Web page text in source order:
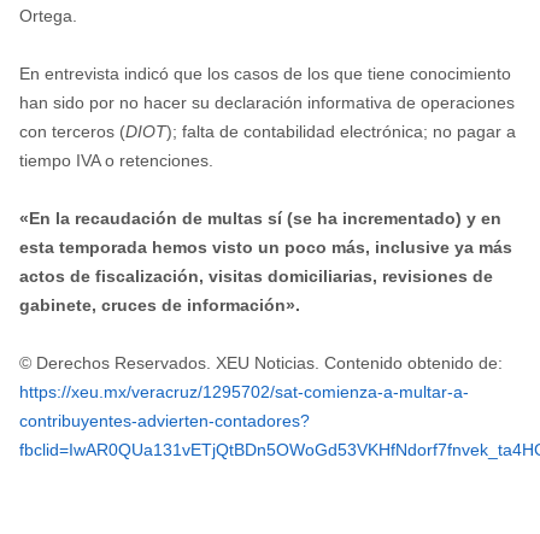
Ortega.
En entrevista indicó que los casos de los que tiene conocimiento
han sido por no hacer su declaración informativa de operaciones
con terceros (DIOT); falta de contabilidad electrónica; no pagar a
tiempo IVA o retenciones.
«En la recaudación de multas sí (se ha incrementado) y en
esta temporada hemos visto un poco más, inclusive ya más
actos de fiscalización, visitas domiciliarias, revisiones de
gabinete, cruces de información».
© Derechos Reservados. XEU Noticias. Contenido obtenido de:
https://xeu.mx/veracruz/1295702/sat-comienza-a-multar-a-
contribuyentes-advierten-contadores?